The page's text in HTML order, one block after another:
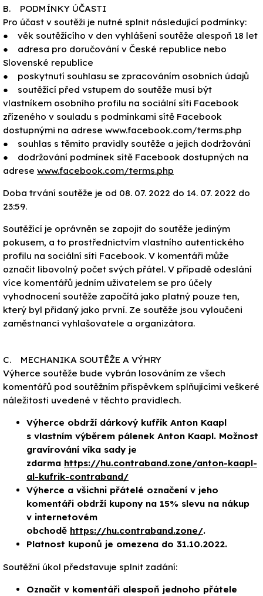
B. PODMÍNKY ÚČASTI
Pro účast v soutěži je nutné splnit následující podmínky:
● věk soutěžícího v den vyhlášení soutěže alespoň 18 let
● adresa pro doručování v České republice nebo
Slovenské republice
● poskytnutí souhlasu se zpracováním osobních údajů
● soutěžící před vstupem do soutěže musí být
vlastníkem osobního profilu na sociální síti Facebook
zřízeného v souladu s podmínkami sítě Facebook
dostupnými na adrese www.facebook.com/terms.php
● souhlas s těmito pravidly soutěže a jejich dodržování
● dodržování podmínek sítě Facebook dostupných na
adrese www.facebook.com/terms.php
Doba trvání soutěže je od 08. 07. 2022 do 14. 07. 2022 do
23:59.
Soutěžící je oprávněn se zapojit do soutěže jediným
pokusem, a to prostřednictvím vlastního autentického
profilu na sociální síti Facebook. V komentáři může
označit libovolný počet svých přátel. V případě odeslání
více komentářů jedním uživatelem se pro účely
vyhodnocení soutěže započítá jako platný pouze ten,
který byl přidaný jako první. Ze soutěže jsou vyloučeni
zaměstnanci vyhlašovatele a organizátora.
C. MECHANIKA SOUTĚŽE A VÝHRY
Výherce soutěže bude vybrán losováním ze všech
komentářů pod soutěžním příspěvkem splňujícími veškeré
náležitosti uvedené v těchto pravidlech.
Výherce obdrží dárkový kufřík Anton Kaapl
s vlastním výběrem pálenek Anton Kaapl. Možnost
gravírování víka sady je
zdarma https://hu.contraband.zone/anton-kaapl-
al-kufrik-contraband/
Výherce a všichni přátelé označení v jeho
komentáři obdrží kupony na 15% slevu na nákup
v internetovém
obchodě https://hu.contraband.zone/.
Platnost kuponů je omezena do 31.10.2022.
Soutěžní úkol představuje splnit zadání:
Označit v komentáři alespoň jednoho přátele